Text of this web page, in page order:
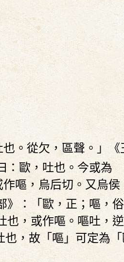
也。從欠，區聲。」《
：歐，吐也。今或為
嘔，烏后切。又烏侯
：「歐，正；嘔，俗
也，或作嘔。嘔吐，
也，故「嘔」可定為「